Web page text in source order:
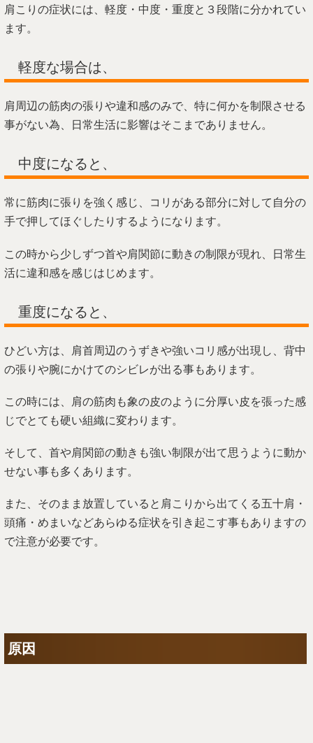
肩こりの症状には、軽度・中度・重度と３段階に分かれてい
ます。
軽度な場合は、
肩周辺の筋肉の張りや違和感のみで、特に何かを制限させる
事がない為、日常生活に影響はそこまでありません。
中度になると、
常に筋肉に張りを強く感じ、コリがある部分に対して自分の
手で押してほぐしたりするようになります。
この時から少しずつ首や肩関節に動きの制限が現れ、日常生
活に違和感を感じはじめます。
重度になると、
ひどい方は、肩首周辺のうずきや強いコリ感が出現し、背中
の張りや腕にかけてのシビレが出る事もあります。
この時には、肩の筋肉も象の皮のように分厚い皮を張った感
じでとても硬い組織に変わります。
そして、首や肩関節の動きも強い制限が出て思うように動か
せない事も多くあります。
また、そのまま放置していると肩こりから出てくる五十肩・
頭痛・めまいなどあらゆる症状を引き起こす事もありますの
で注意が必要です。
原因